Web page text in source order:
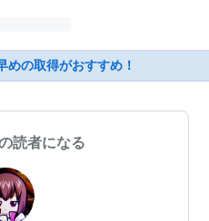
めの取得がおすすめ！
読者になる